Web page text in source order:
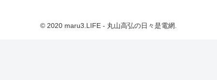
© 2020 maru3.LIFE - 丸山高弘の日々是電網.